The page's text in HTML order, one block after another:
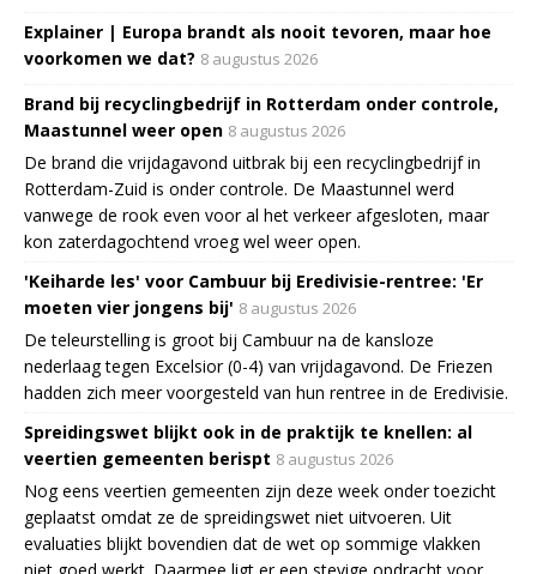
Explainer | Europa brandt als nooit tevoren, maar hoe
voorkomen we dat? 8 augustus 2026
Brand bij recyclingbedrijf in Rotterdam onder controle,
Maastunnel weer open 8 augustus 2026
De brand die vrijdagavond uitbrak bij een recyclingbedrijf in
Rotterdam-Zuid is onder controle. De Maastunnel werd
vanwege de rook even voor al het verkeer afgesloten, maar
kon zaterdagochtend vroeg wel weer open.
'Keiharde les' voor Cambuur bij Eredivisie-rentree: 'Er
moeten vier jongens bij' 8 augustus 2026
De teleurstelling is groot bij Cambuur na de kansloze
nederlaag tegen Excelsior (0-4) van vrijdagavond. De Friezen
hadden zich meer voorgesteld van hun rentree in de Eredivisie.
Spreidingswet blijkt ook in de praktijk te knellen: al
veertien gemeenten berispt 8 augustus 2026
Nog eens veertien gemeenten zijn deze week onder toezicht
geplaatst omdat ze de spreidingswet niet uitvoeren. Uit
evaluaties blijkt bovendien dat de wet op sommige vlakken